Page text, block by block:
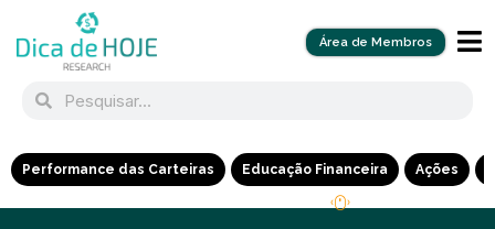
Área de Membros
Performance das Carteiras Educação Financeira Ações